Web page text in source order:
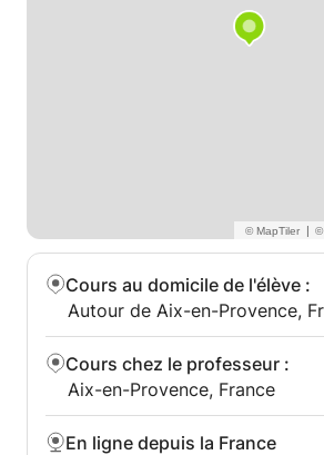
|
Cours au domicile de l'élève :
Autour de Aix-en-Provence,
Cours chez le professeur :
Aix-en-Provence, France
En ligne depuis la France